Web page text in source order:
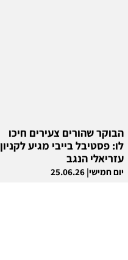
הבוקר שהורים צעירים חיכו
לו: פסטיבל בייבי מגיע לקניון
עזריאלי הנגב
יום חמישי| 25.06.26